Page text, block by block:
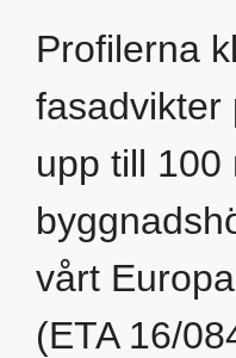
Profilerna
fasadvikter
upp till 100
vårt
(ETA 16/